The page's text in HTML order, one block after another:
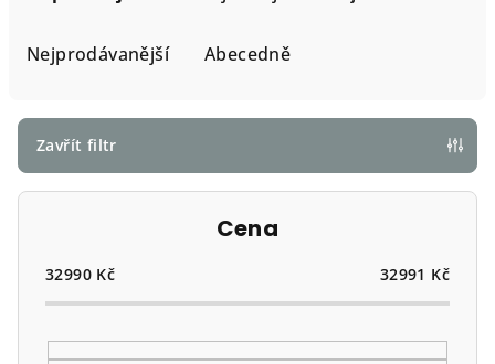
r
o
Nejprodávanější Abecedně
Zavřít filtr
Cena
32990 Kč 32991 Kč